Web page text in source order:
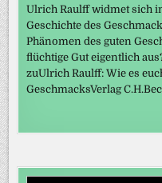
Ulrich Raulff widmet sich
Geschichte des
Phänomen des guten
flüchtige Gut eigentlich
zuUlrich Raulff: Wie es
GeschmacksVerlag